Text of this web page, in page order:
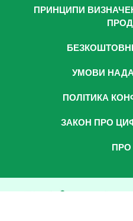
ПРИНЦИПИ
УМОВИ
ПОЛІТИКА
ЗАКОН ПРО